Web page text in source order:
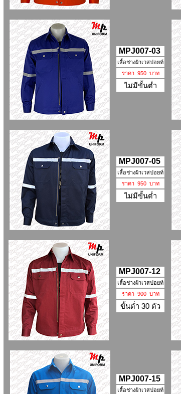
MPJ007-03
เสื้อช่างผ้าเวสปอยท์
ราคา 950 บาท
ไม่มีขั้นต่ำ
MPJ007-05
เสื้อช่างผ้าเวสปอยท์
ราคา 950 บาท
ไม่มีขั้นต่ำ
MPJ007-12
เสื้อช่างผ้าเวสปอยท์
ราคา 900 บาท
ขั้นต่ำ 30 ตัว
MPJ007-15
เสื้อช่างผ้าเวสปอยท์